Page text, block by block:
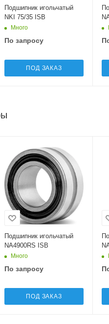
Подшипник игольчатый
NKI 75/35 ISB
Много
По запросу
ПОД ЗАКАЗ
Подшипник игольчатый
NA4900RS ISB
Много
По запросу
ПОД ЗАКАЗ